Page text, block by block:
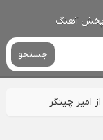
پخش آهنگ
جستجو
امیر چیتگر